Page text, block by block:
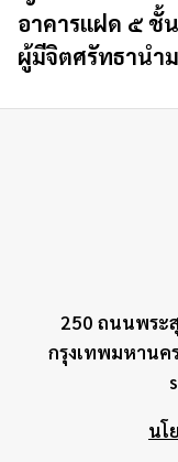
อาคารแฝด ๕ ชั้
ผู้มีจิตศรัทธานำ
250 ถนนพระ
กรุงเทพมหานค
นโ